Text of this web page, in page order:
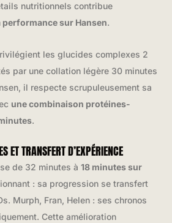
nutritionnels contribue
performance sur Hansen.
les glucides complexes 2
par une collation légère 30 minutes
il respecte scrupuleusement sa
une combinaison protéines-
.
ET TRANSFERT D’EXPÉRIENCE
de 32 minutes à 18 minutes sur
: sa progression se transfert
Murph, Fran, Helen : ses chronos
Cette amélioration